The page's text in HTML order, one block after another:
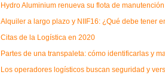
Hydro Aluminium renueva su flota de
Alquiler a largo plazo y NIIF16: ¿Qué debe tener
Citas de la Logística en 2020
Partes de una transpaleta: cómo identificarlas y
Los operadores logísticos buscan seguridad y